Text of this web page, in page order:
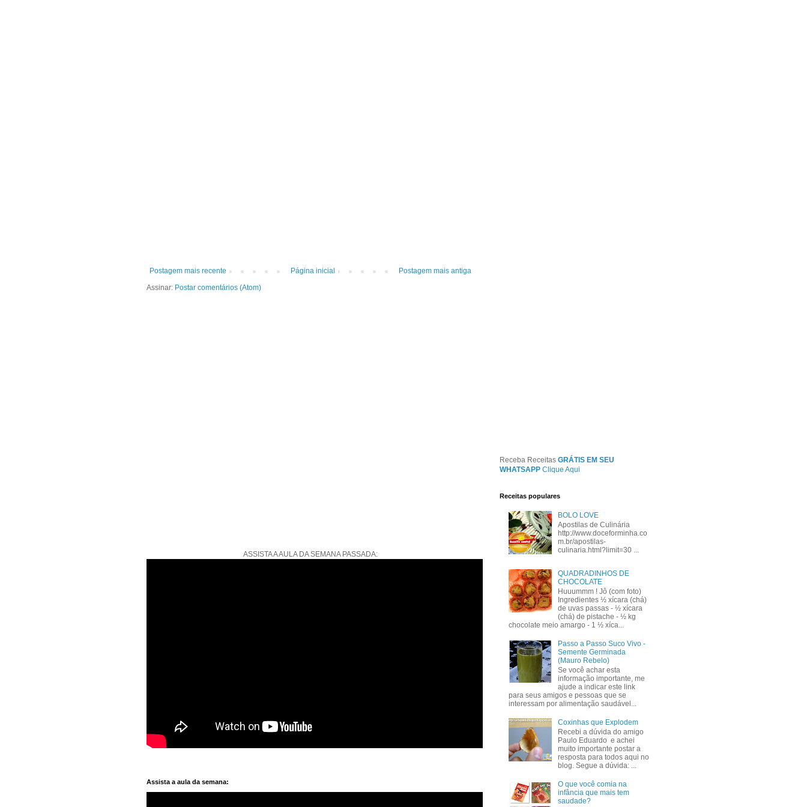
Postagem mais recente Postagem mais antiga
Página inicial
Assinar: Postar comentários (Atom)
ASSISTA A AULA DA SEMANA PASSADA:
Assista a aula da semana:
Receba Receitas GRÁTIS EM SEU
WHATSAPP Clique Aqui
Receitas populares
BOLO LOVE
Apostilas de Culinária
http://www.doceforminha.co
m.br/apostilas-
culinaria.html?limit=30 ...
QUADRADINHOS DE
CHOCOLATE
Huuummm ! Jô (com foto)
Ingredientes ½ xícara (chá)
de uvas passas - ½ xícara
(chá) de pistache - ½ kg
chocolate meio amargo - 1 ½ xíca...
Passo a Passo Suco Vivo -
Semente Germinada
(Mauro Rebelo)
Se você achar esta
informação importante, me
ajude a indicar este link
para seus amigos e pessoas que se
interessam por alimentação saudável...
Coxinhas que Explodem
Recebi a dúvida do amigo
Paulo Eduardo e achei
muito importante postar a
resposta para todos aqui no
blog. Segue a dúvida: ...
O que você comia na
infância que mais tem
saudade?